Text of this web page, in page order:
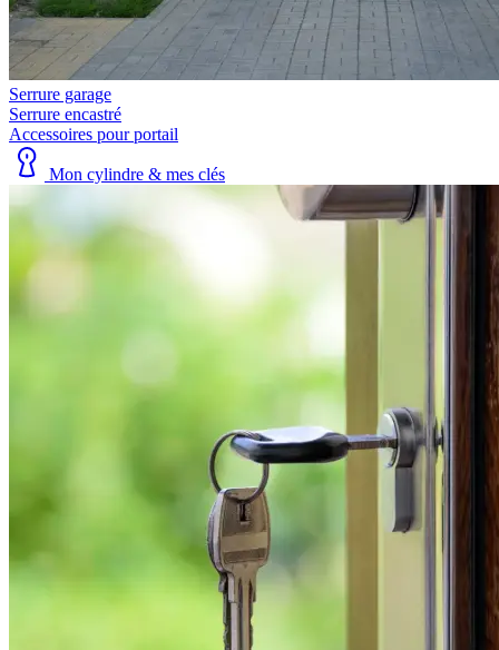
Serrure garage
Serrure encastré
Accessoires pour portail
Mon cylindre & mes clés